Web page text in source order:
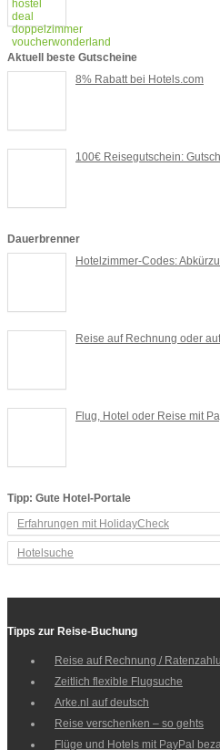
Aktuell beste Gutscheine
8% Rabatt bei Hotels.com
100€ Reisegutschein:
Dauerbrenner
Hotelzimmer-Codes:
Reise auf Rechnung oder
Flug, Hotel oder Reise mit
Tipp: Gute Hotel-Portale
Erfahrungen mit HolidayCheck
Hotelsuche
Tipps zur Reise-Buchung
Reise auf Rechnung /
Zeitlich flexible Flugsuche
Arke.nl auf deutsch
Reise verschenken – so gehts
Flüge und Hotels mit PayPal